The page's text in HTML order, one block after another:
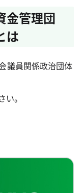
金管理団
は
議員関係政治団体
。